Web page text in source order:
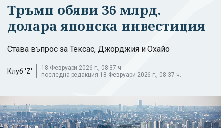
Тръмп обяви 36 млрд.
долара японска инвестиция
Става въпрос за Тексас, Джорджия и Охайо
Клуб 'Z'
18 Февруари 2026 г., 08:37 ч.
последна редакция 18 Февруари 2026 г., 08:37 ч.